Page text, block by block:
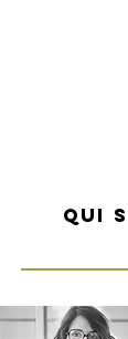
Qui